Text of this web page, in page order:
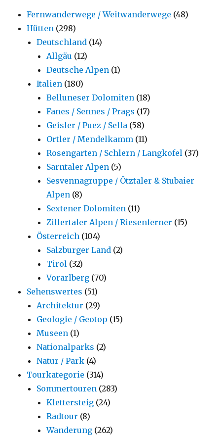
Fernwanderwege / Weitwanderwege (48)
Hütten (298)
Deutschland (14)
Allgäu (12)
Deutsche Alpen (1)
Italien (180)
Belluneser Dolomiten (18)
Fanes / Sennes / Prags (17)
Geisler / Puez / Sella (58)
Ortler / Mendelkamm (11)
Rosengarten / Schlern / Langkofel (37)
Sarntaler Alpen (5)
Sesvennagruppe / Ötztaler & Stubaier
Alpen (8)
Sextener Dolomiten (11)
Zillertaler Alpen / Riesenferner (15)
Österreich (104)
Salzburger Land (2)
Tirol (32)
Vorarlberg (70)
Sehenswertes (51)
Architektur (29)
Geologie / Geotop (15)
Museen (1)
Nationalparks (2)
Natur / Park (4)
Tourkategorie (314)
Sommertouren (283)
Klettersteig (24)
Radtour (8)
Wanderung (262)